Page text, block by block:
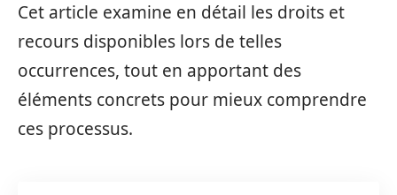
Cet article examine en détail les droits et
recours disponibles lors de telles
occurrences, tout en apportant des
éléments concrets pour mieux comprendre
ces processus.